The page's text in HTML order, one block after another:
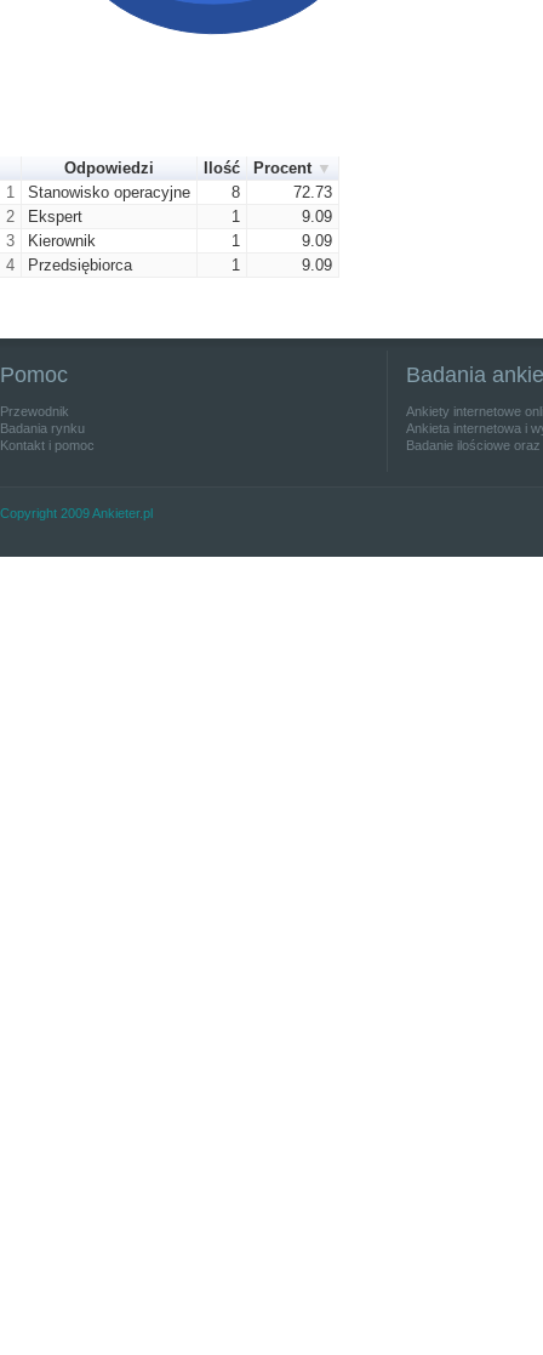
Odpowiedzi Ilość
Procent
1
Stanowisko operacyjne 8
72.73
2
Ekspert 1
9.09
3
Kierownik 1
9.09
4
Przedsiębiorca 1 9.09
Pomoc
Przewodnik
Badania rynku
Kontakt i pomoc
Badania
Ankiety internetowe
Ankieta internetowa i
Badanie ilościowe
Copyright 2009 Ankieter.pl